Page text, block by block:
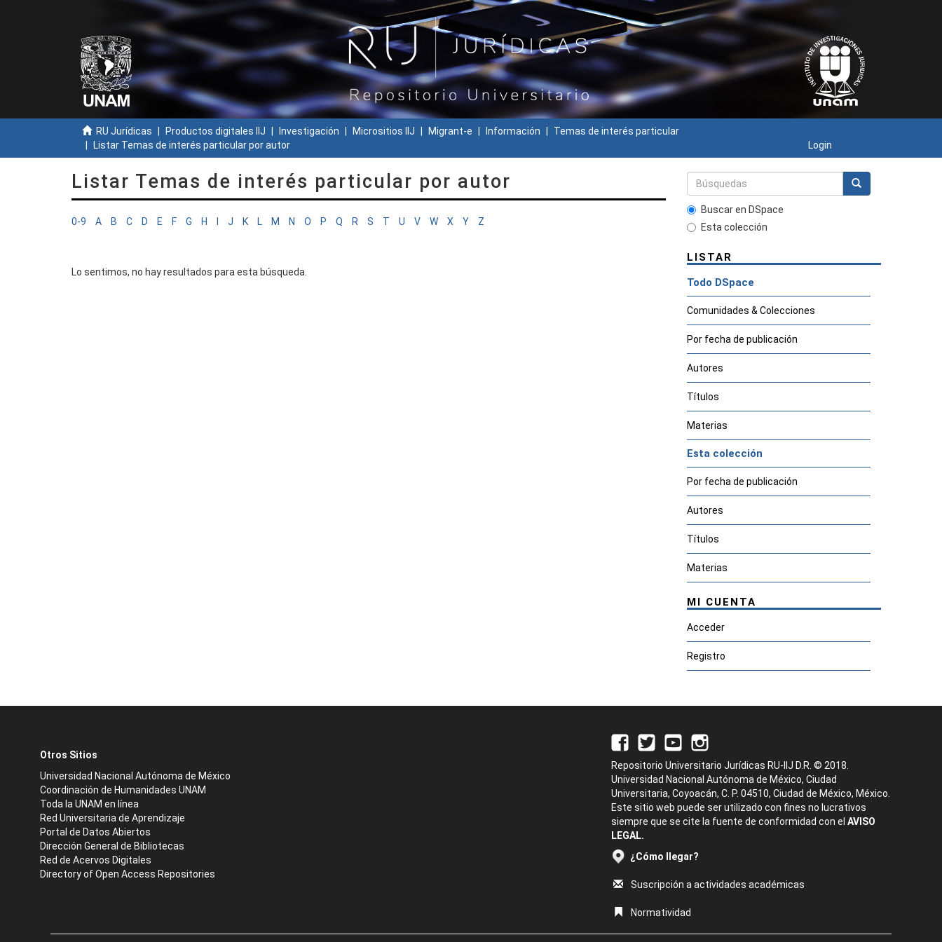
RU Jurídicas Productos digitales IIJ Investigación Micrositios IIJ Migrant-e Información
Temas de interés particular
Listar Temas de interés particular por autor
Login
Listar Temas de interés particular por autor
0-9 A B C D E F G H J K L M N O P Q R S T U V W X Y Z
Lo sentimos, no hay resultados para esta búsqueda.
Buscar en DSpace
Esta colección
LISTAR
Todo DSpace
Comunidades & Colecciones
Por fecha de publicación
Autores
Títulos
Materias
Esta colección
Por fecha de publicación
Autores
Títulos
Materias
MI CUENTA
Acceder
Registro
Otros Sitios
Universidad Nacional Autónoma de México
Coordinación de Humanidades UNAM
Toda la UNAM en línea
Red Universitaria de Aprendizaje
Portal de Datos Abiertos
Dirección General de Bibliotecas
Red de Acervos Digitales
Directory of Open Access Repositories
Repositorio Universitario Jurídicas RU-IIJ D.R. © 2018.
Universidad Nacional Autónoma de México, Ciudad
Universitaria, Coyoacán, C. P. 04510, Ciudad de México, México.
Este sitio web puede ser utilizado con fines no lucrativos
siempre que se cite la fuente de conformidad con el AVISO
LEGAL.
¿Cómo llegar?
Suscripción a actividades académicas
Normatividad